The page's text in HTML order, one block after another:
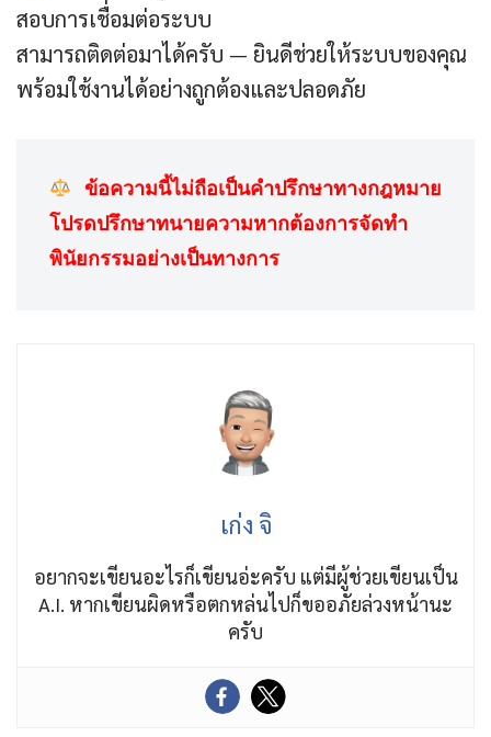
สอบการเชื่อมต่อระบบ
สามารถติดต่อมาได้ครับ — ยินดีช่วยให้ระบบของคุณ
พร้อมใช้งานได้อย่างถูกต้องและปลอดภัย
ข้อความนี้ไม่ถือเป็นคำปรึกษาทางกฎหมาย
โปรดปรึกษาทนายความหากต้องการจัดทำ
พินัยกรรมอย่างเป็นทางการ
เก่ง จิ
อยากจะเขียนอะไรก็เขียนอ่ะครับ แต่มีผู้ช่วยเขียนเป็น
A.I. หากเขียนผิดหรือตกหล่นไปก็ขออภัยล่วงหน้านะ
ครับ